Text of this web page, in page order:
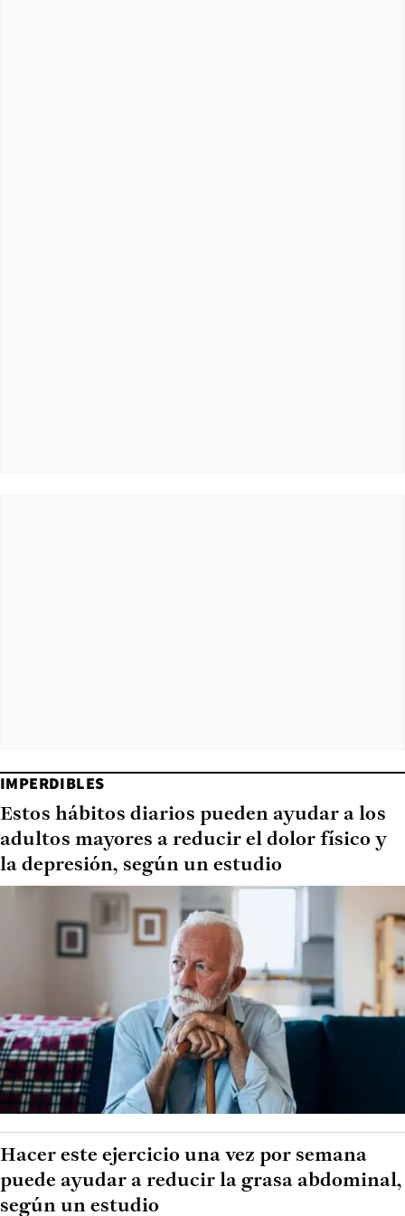
IMPERDIBLES
Estos hábitos diarios pueden ayudar a los
adultos mayores a reducir el dolor físico y
la depresión, según un estudio
Hacer este ejercicio una vez por semana
puede ayudar a reducir la grasa abdominal,
según un estudio